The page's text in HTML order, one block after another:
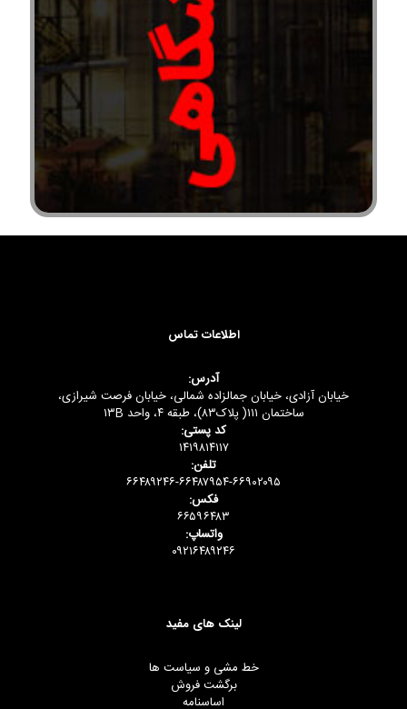
اطلاعات تماس
آدرس:
خیابان آزادی، خیابان جمالزاده شمالی، خیابان فرصت شیرازی،
ساختمان ۱۱۱( پلاک۸۳)، طبقه ۴، واحد ۱۳B
کد پستی:
۱۴۱۹۸۱۴۱۱۷
تلفن:
۶۶۴۸۹۲۴۶-۶۶۴۸۷۹۵۴-۶۶۹۰۲۰۹۵
فکس:
۶۶۵۹۶۴۸۳
واتساپ:
۰۹۲۱۶۴۸۹۲۴۶
لینک های مفید
خط مشی و سیاست ها
برگشت فروش
اساسنامه